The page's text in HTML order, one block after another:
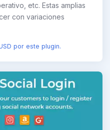
etc. Estas amplias
con variaciones
por este plugin.